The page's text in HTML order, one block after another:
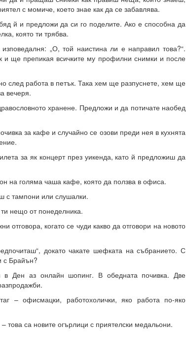
с момиче, което знае как да се забавлява.
й и предложи да си го поделите. Ако е способна да
която ти трябва.
„О, той наистина ли е направил това?“.
ще препикая всичките му профилни снимки и после
след работа в петък. Така хем ще разпуснете, хем ще
вечеря.
хранене. Предложи и да потичате наобед
за кафе и случайно се озови преди нея в кухнята
за як концерт през уикенда, като й предложиш да
на голяма чаша кафе, която да ползва в офиса.
с тампони или слушалки.
нещо от понеделника.
отговора, когато се чуди какво да отговори на новото
докато чакате шефката на събранието. С
с Брайън?
в Ден аз онлайн шопинг. В обедната почивка. Две
– офисмацки, работохолички, яко работа по-яко
това са новите огърлици с приятелски медальони.